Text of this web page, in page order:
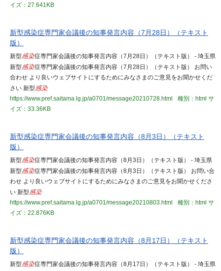
イズ：27.641KB
新型感染症専門家会議後の知事発言内容（7月28日）（テキスト
版）
新型感染症専門家会議後の知事発言内容（7月28日）（テキスト版） - 埼玉県
新型感染症専門家会議後の知事発言内容（7月28日）（テキスト版） お問い
合わせ より良いウェブサイトにするためにみなさまのご意見をお聞かせくだ
さい 新型感染
https://www.pref.saitama.lg.jp/a0701/message20210728.html
種別：html サ
イズ：33.36KB
新型感染症専門家会議後の知事発言内容（8月3日）（テキスト
版）
新型感染症専門家会議後の知事発言内容（8月3日）（テキスト版） - 埼玉県
新型感染症専門家会議後の知事発言内容（8月3日）（テキスト版） お問い合
わせ より良いウェブサイトにするためにみなさまのご意見をお聞かせくださ
い 新型感染
https://www.pref.saitama.lg.jp/a0701/message20210803.html
種別：html サ
イズ：22.876KB
新型感染症専門家会議後の知事発言内容（8月17日）（テキスト
版）
新型感染症専門家会議後の知事発言内容（8月17日）（テキスト版） - 埼玉県